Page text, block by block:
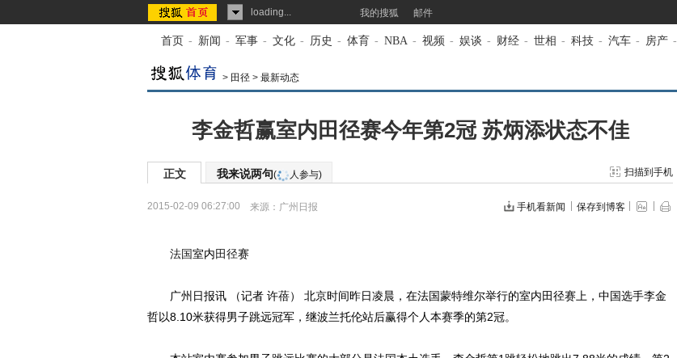
loading... 我的搜狐 邮件
首页 - 新闻 - 军事 - 文化 - 历史 - 体育 - NBA - 视频 - 娱谈 - 财经 - 世相 - 科技 - 汽车 - 房产 -
> 田径 > 最新动态
李金哲赢室内田径赛今年第2冠 苏炳添状态不佳
正文 我来说两句( 人参与) 扫描到手机
2015-02-09 06:27:00 来源： 广州日报 手机看新闻 保存到博客
法国室内田径赛
广州日报讯 （记者 许蓓） 北京时间昨日凌晨，在法国蒙特维尔举行的室内田径赛上，中国选手李金
哲以8.10米获得男子跳远冠军，继波兰托伦站后赢得个人本赛季的第2冠。